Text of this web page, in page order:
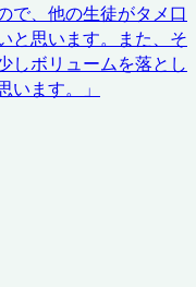
で、他の生徒がタメ口
と思います。また、そ
しボリュームを落とし
ます。
」